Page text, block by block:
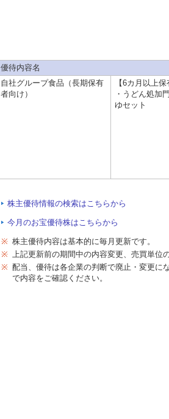
優待内容名
自社グループ食品（長期保有
者向け）
【6カ月以上
・うどん処加
ゆセット
株主優待情報の検索はこちらから
今月のお宝優待株はこちらから
※ 株主優待内容は基本的に毎月更新です。
※ 上記更新前の期間中の内容変更、売買単位
※ 配当、優待は各企業の判断で廃止・変更に
で内容をご確認ください。